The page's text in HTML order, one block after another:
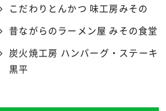
こだわりとんかつ 味工房みその
昔ながらのラーメン屋 みその食堂
炭火焼工房 ハンバーグ・ステーキ
黒平